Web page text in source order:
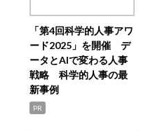
「第4回科学的人事アワ
ード2025」を開催 デ
ータとAIで変わる人事
戦略 科学的人事の最
新事例
PR